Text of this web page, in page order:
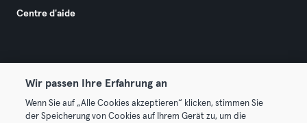
Centre d'aide
© 2026 Urban Sports Group GmbH. All rights reserved.
Wir passen Ihre Erfahrung an
Wenn Sie auf „Alle Cookies akzeptieren“ klicken, stimmen Sie
der Speicherung von Cookies auf Ihrem Gerät zu, um die